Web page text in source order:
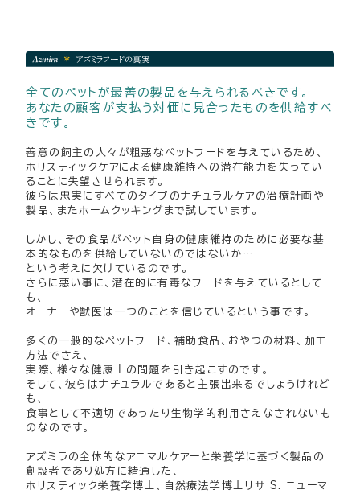
全てのペットが最善の製品を与えられるべきです。
あなたの顧客が支払う対価に見合ったものを供給すべ
きです。
善意の飼主の人々が粗悪なペットフードを与えているため、
ホリスティックケアによる健康維持への潜在能力を失ってい
ることに失望させられます。
彼らは忠実にすべてのタイプのナチュラルケアの治療計画や
製品、またホームクッキングまで試しています。
しかし、その食品がペット自身の健康維持のために必要な基
本的なものを供給していないのではないか…
という考えに欠けているのです。
さらに悪い事に、潜在的に有毒なフードを与えているとして
も、
オーナーや獣医は一つのことを信じているという事です。
多くの一般的なペットフード、補助食品、おやつの材料、加工
方法でさえ、
実際、様々な健康上の問題を引き起こすのです。
そして、彼らはナチュラルであると主張出来るでしょうけれど
も、
食事として不適切であったり生物学的利用さえなされないも
のなのです。
アズミラの全体的なアニマルケアーと栄養学に基づく製品の
創設者であり処方に精通した、
ホリスティック栄養学博士、自然療法学博士リサ S. ニューマ